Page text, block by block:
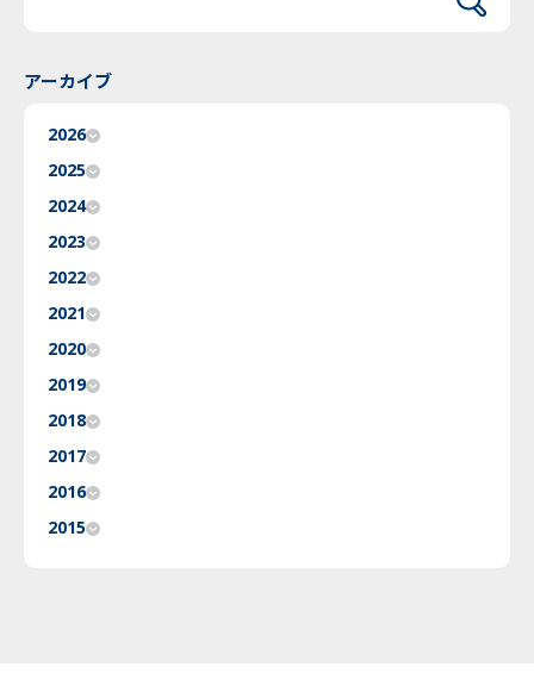
アーカイブ
2026
2025
2024
2023
2022
2021
2020
2019
2018
2017
2016
2015